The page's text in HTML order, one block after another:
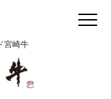
宮崎牛